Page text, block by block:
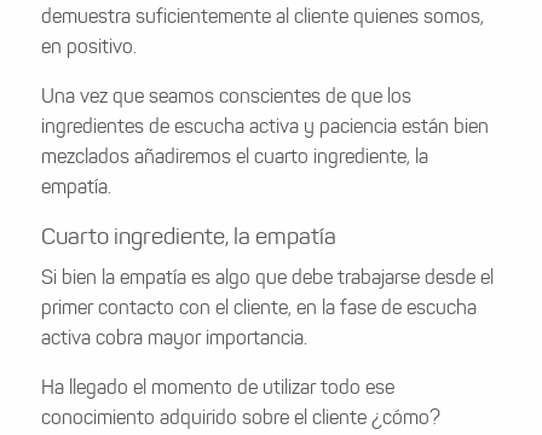
demuestra suficientemente al cliente quienes somos,
en positivo.
Una vez que seamos conscientes de que los
ingredientes de escucha activa y paciencia están bien
mezclados añadiremos el cuarto ingrediente, la
empatía.
Cuarto ingrediente, la empatía
Si bien la empatía es algo que debe trabajarse desde el
primer contacto con el cliente, en la fase de escucha
activa cobra mayor importancia.
Ha llegado el momento de utilizar todo ese
conocimiento adquirido sobre el cliente ¿cómo?